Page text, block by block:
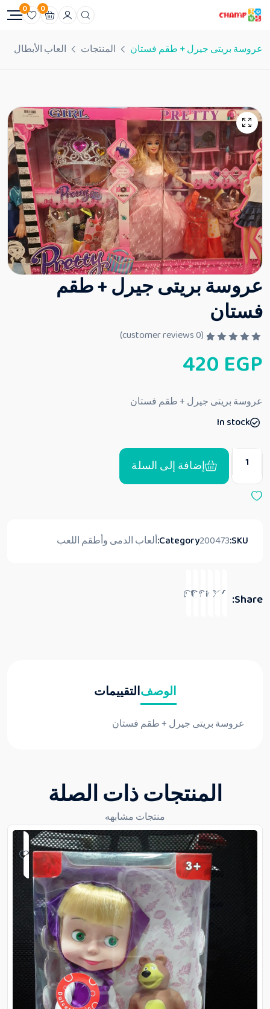
0
0
عروسة بريتى جيرل + طقم فستان المنتجات العاب الأبطال
عروسة بريتى جيرل + طقم
فستان
م
ا
ي
م
ن
(
0
420 EGP
عروسة بريتى جيرل + طقم فستان
In stock
إضافة إلى السلة
SKU:
200473
Category:ألعاب الدمى وأطقم اللعب
Share:
الوصفالتقييمات
عروسة بريتى جيرل + طقم فستان
المنتجات ذات الصلة
منتجات مشابهه